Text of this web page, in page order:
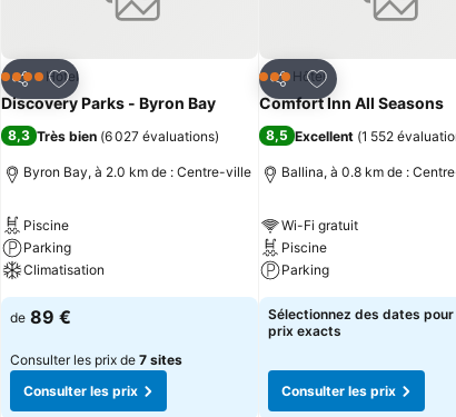
Partager
Ajouter à mes favoris
4 ÉtoilesHôtel
Discovery Parks - Byron Bay
8,3 Très bien (6 027 évaluations)
Byron Bay, à 2.0 km de : Centre-ville
Piscine
Parking
Climatisation
de 89 €
Consulter les prix de 7 sites
Consulter les prix
Partager
Ajouter à mes
3 ÉtoilesHôtel
Comfort Inn All Seasons
8,5 Excellent (1 552
Ballina, à 0.8 km de :
Wi-Fi gratuit
Piscine
Parking
Sélectionnez des dates pour
prix exacts
Consulter les prix